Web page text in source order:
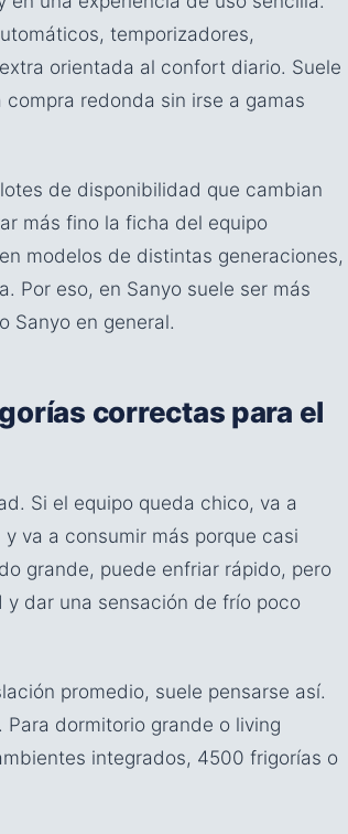
temporizadores,
orientada al confort diario. Suele
redonda sin irse a gamas
de disponibilidad que cambian
más fino la ficha del equipo
modelos de distintas generaciones,
Por eso, en Sanyo suele ser más
Sanyo en general.
correctas para el
Si el equipo queda chico, va a
va a consumir más porque casi
grande, puede enfriar rápido, pero
dar una sensación de frío poco
promedio, suele pensarse así.
dormitorio grande o living
integrados, 4500 frigorías o